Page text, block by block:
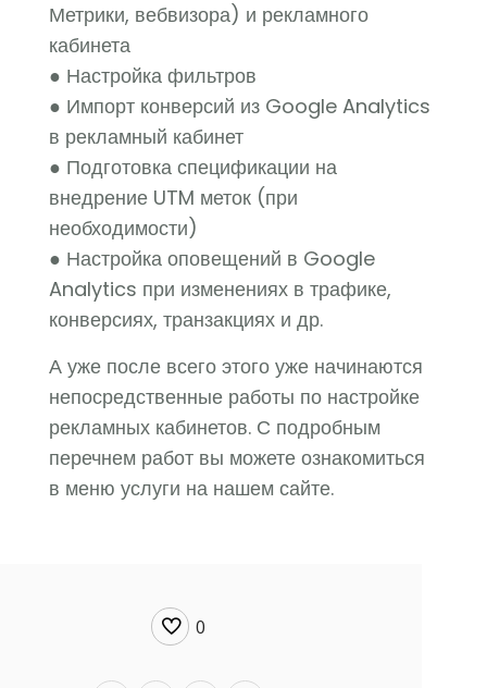
Метрики, вебвизора) и рекламного
кабинета
● Настройка фильтров
● Импорт конверсий из Google Analytics
в рекламный кабинет
● Подготовка спецификации на
внедрение UTM меток (при
необходимости)
● Настройка оповещений в Google
Analytics при изменениях в трафике,
конверсиях, транзакциях и др.
А уже после всего этого уже начинаются
непосредственные работы по настройке
рекламных кабинетов. С подробным
перечнем работ вы можете ознакомиться
в меню услуги на нашем сайте.
0